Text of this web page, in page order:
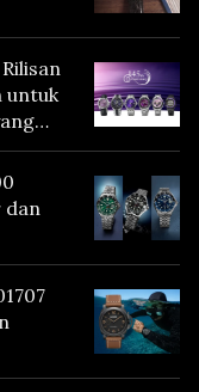
untuk
dan